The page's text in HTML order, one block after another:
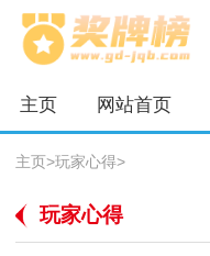
主页 网站首页
主页>玩家心得>
玩家心得